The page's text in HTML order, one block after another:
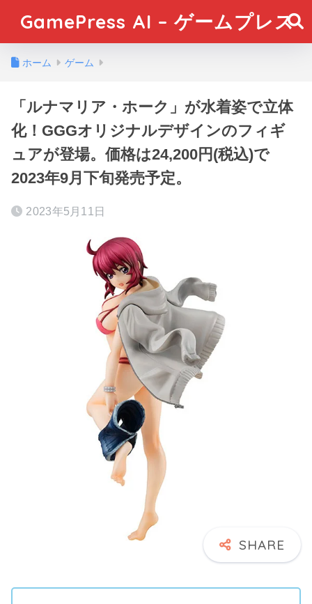
GamePress AI – ゲームプレス
ホーム ゲーム
「ルナマリア・ホーク」が水着姿で立体
化！GGGオリジナルデザインのフィギ
ュアが登場。価格は24,200円(税込)で
2023年9月下旬発売予定。
2023年5月11日